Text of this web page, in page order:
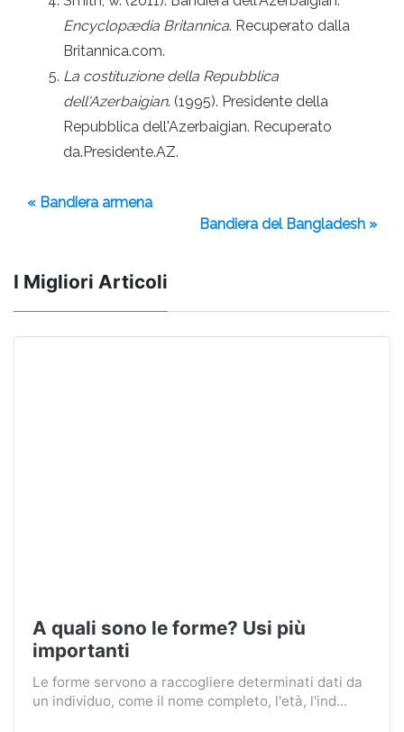
Encyclopædia Britannica. Recuperato dalla
Britannica.com.
La costituzione della Repubblica
dell'Azerbaigian. (1995). Presidente della
Repubblica dell'Azerbaigian. Recuperato
da.Presidente.AZ.
« Bandiera armena
Bandiera del Bangladesh »
I Migliori Articoli
A quali sono le forme? Usi più
importanti
Le forme servono a raccogliere determinati dati da
un individuo, come il nome completo, l'età, l'ind...